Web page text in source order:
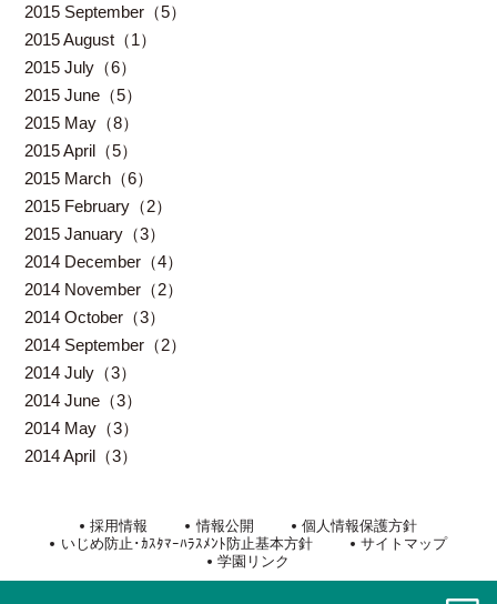
2015 September（5）
2015 August（1）
2015 July（6）
2015 June（5）
2015 May（8）
2015 April（5）
2015 March（6）
2015 February（2）
2015 January（3）
2014 December（4）
2014 November（2）
2014 October（3）
2014 September（2）
2014 July（3）
2014 June（3）
2014 May（3）
2014 April（3）
採用情報 情報公開
個人情報保護方針
いじめ防止･ｶｽﾀﾏｰﾊﾗｽﾒﾝﾄ防止基本方針
サイトマップ
学園リンク